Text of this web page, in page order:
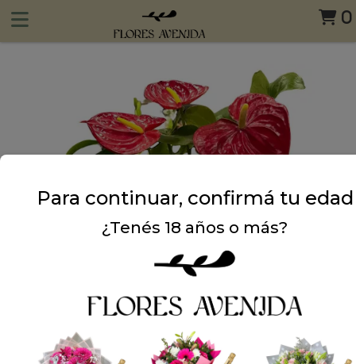
0
Para continuar, confirmá tu edad
¿Tenés 18 años o más?